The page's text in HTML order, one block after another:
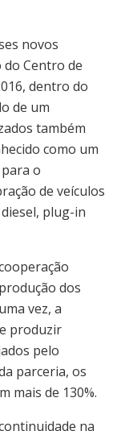
novos
Centro de
dentro do
de um
também
como um
o
de veículos
plug-in
dos
vez, a
produzir
pelo
parceria, os
mais de 130%.
na